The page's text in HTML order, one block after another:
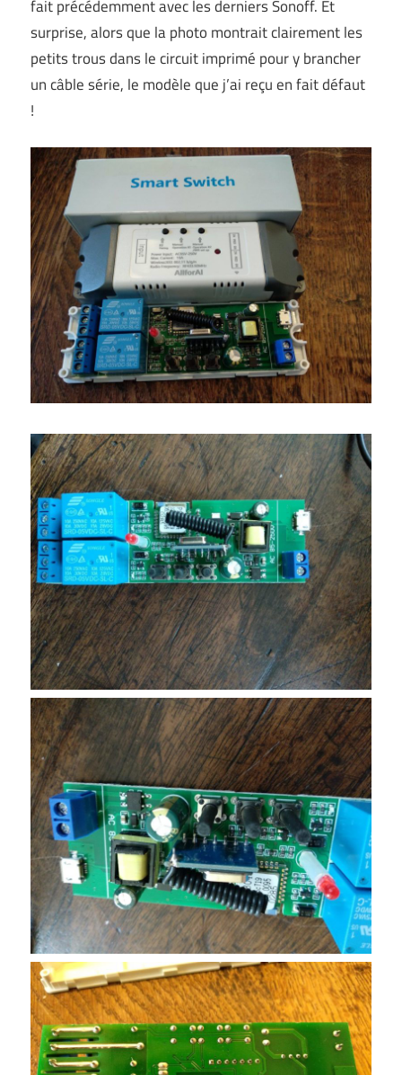
fait précédemment avec les derniers Sonoff. Et
surprise, alors que la photo montrait clairement les
petits trous dans le circuit imprimé pour y brancher
un câble série, le modèle que j’ai reçu en fait défaut
!